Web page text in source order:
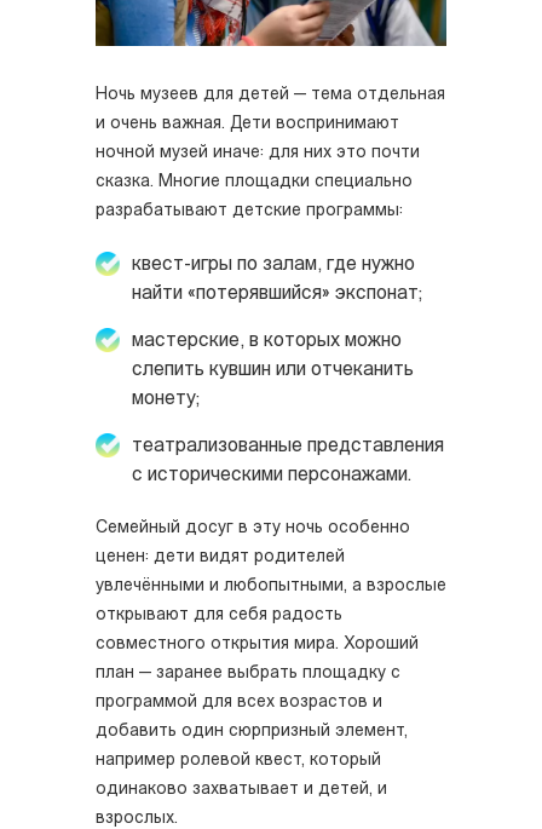
Ночь музеев для детей — тема отдельная
и очень важная. Дети воспринимают
ночной музей иначе: для них это почти
сказка. Многие площадки специально
разрабатывают детские программы:
квест-игры по залам, где нужно
найти «потерявшийся» экспонат;
мастерские, в которых можно
слепить кувшин или отчеканить
монету;
театрализованные представления
с историческими персонажами.
Семейный досуг в эту ночь особенно
ценен: дети видят родителей
увлечёнными и любопытными, а взрослые
открывают для себя радость
совместного открытия мира. Хороший
план — заранее выбрать площадку с
программой для всех возрастов и
добавить один сюрпризный элемент,
например ролевой квест, который
одинаково захватывает и детей, и
взрослых.